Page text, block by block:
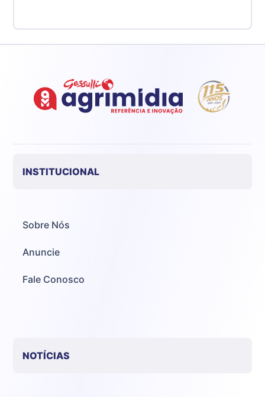
INSTITUCIONAL
Sobre Nós
Anuncie
Fale Conosco
NOTÍCIAS